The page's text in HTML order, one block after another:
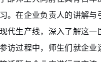
。在企业负责人的讲解
代生产线，深入了解这
访过程中，师生们就企